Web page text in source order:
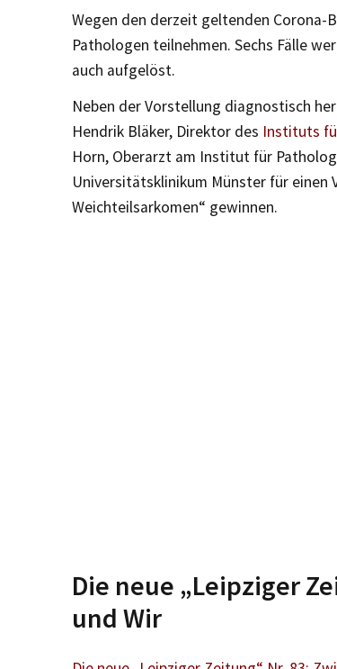
Wegen den derzeit geltenden Corona-
Pathologen teilnehmen. Sechs Fälle
auch aufgelöst.
Neben der Vorstellung diagnostisch
Hendrik Bläker, Direktor des Instituts
Horn, Oberarzt am Institut für
Universitätsklinikum Münster für einen
Weichteilsarkomen“ gewinnen.
Die neue „Leipziger
und Wir